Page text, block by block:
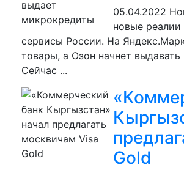
05.04.2022
новые реалии
сервисы России. На
товары, а Озон начнет
Сейчас ...
Gold